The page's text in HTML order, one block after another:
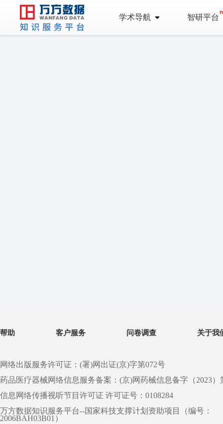
学术导航 智研平台
帮助 客户服务 问卷调查 关于我
网络出版服务许可证：(署)网出证(京)字第072号
药品医疗器械网络信息服务备案：(京)网药械信息备字（2023）
信息网络传播视听节目许可证 许可证号：0108284
万方数据知识服务平台--国家科技支撑计划资助项目（编号：
2006BAH03B01）